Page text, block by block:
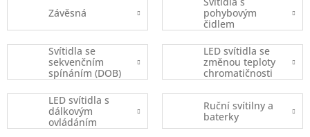
Závěsná
pohybovým
čidlem
Svítidla se
sekvenčním
spínáním (DOB)
LED svítidla se
změnou teploty
chromatičnosti
LED svítidla s
dálkovým
ovládáním
Ruční svítilny a
baterky